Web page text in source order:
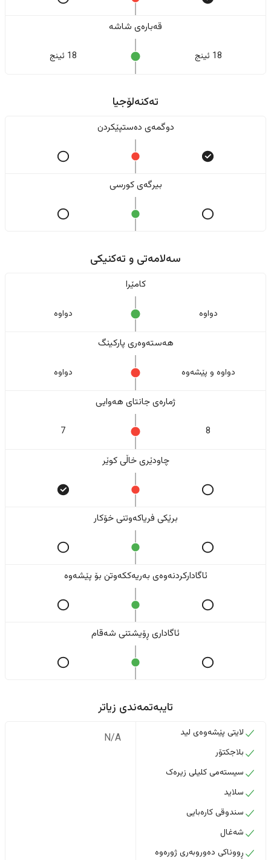
قەبارەی شاشە
18 ئینج 18 ئینج
تەکنەلۆجیا
دوگمەی دەستپێکردن
بیرگەی کورسی
سەلامەتی و تەکنیکی
کامێرا
دواوە دواوە
هەستەوەری پارکینگ
دواوە و پێشەوە دواوە
ژمارەی جانتای هەوایی
8
7
چاودێری خاڵی کوێر
برێکی فریاکەوتنی خۆکار
ئاگادارکردنەوەی بەریەککەوتن بۆ پێشەوە
ئاگاداری ڕۆیشتنی شەقام
تایبەتمەندی زیاتر
لایتی پێشەوەی لید
بلاجکتۆر
سیستەمی کلیلی زیرەک
سلاید
سندوقی کارەبایی
شەغال
ڕووناکی دەوروبەری ژورەوە
N/A